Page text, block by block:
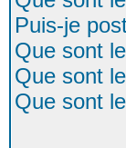
Puis-je
Que sont
Que sont
Que sont